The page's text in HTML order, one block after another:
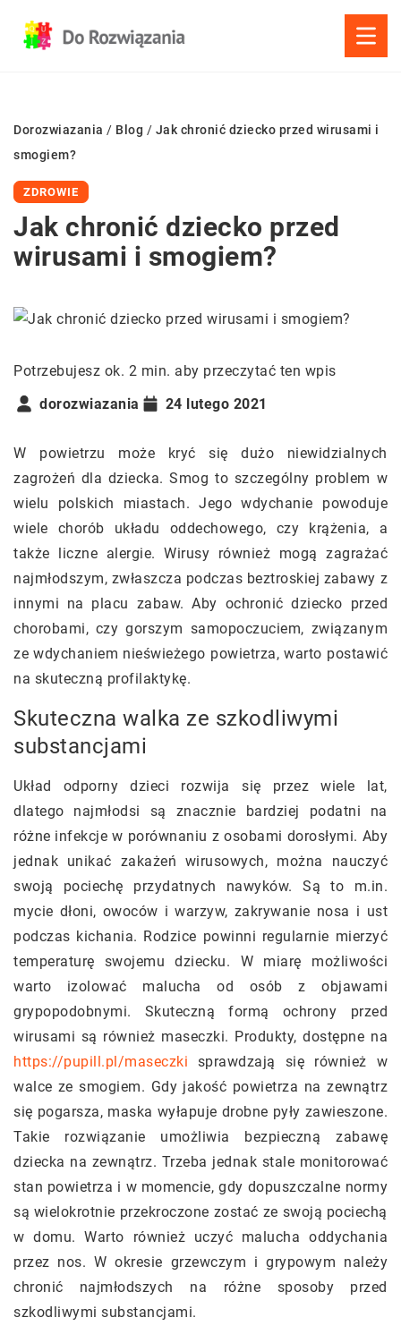
Dorozwiazania / Blog / Jak chronić dziecko przed wirusami i
smogiem?
ZDROWIE
Jak chronić dziecko przed
wirusami i smogiem?
Potrzebujesz ok. 2 min. aby przeczytać ten wpis
dorozwiazania
24 lutego 2021
W powietrzu może kryć się dużo niewidzialnych
zagrożeń dla dziecka. Smog to szczególny problem w
wielu polskich miastach. Jego wdychanie powoduje
wiele chorób układu oddechowego, czy krążenia, a
także liczne alergie. Wirusy również mogą zagrażać
najmłodszym, zwłaszcza podczas beztroskiej zabawy z
innymi na placu zabaw. Aby ochronić dziecko przed
chorobami, czy gorszym samopoczuciem, związanym
ze wdychaniem nieświeżego powietrza, warto postawić
na skuteczną profilaktykę.
Skuteczna walka ze szkodliwymi
substancjami
Układ odporny dzieci rozwija się przez wiele lat,
dlatego najmłodsi są znacznie bardziej podatni na
różne infekcje w porównaniu z osobami dorosłymi. Aby
jednak unikać zakażeń wirusowych, można nauczyć
swoją pociechę przydatnych nawyków. Są to m.in.
mycie dłoni, owoców i warzyw, zakrywanie nosa i ust
podczas kichania. Rodzice powinni regularnie mierzyć
temperaturę swojemu dziecku. W miarę możliwości
warto izolować malucha od osób z objawami
grypopodobnymi. Skuteczną formą ochrony przed
wirusami są również maseczki. Produkty, dostępne na
https://pupill.pl/maseczki sprawdzają się również w
walce ze smogiem. Gdy jakość powietrza na zewnątrz
się pogarsza, maska wyłapuje drobne pyły zawieszone.
Takie rozwiązanie umożliwia bezpieczną zabawę
dziecka na zewnątrz. Trzeba jednak stale monitorować
stan powietrza i w momencie, gdy dopuszczalne normy
są wielokrotnie przekroczone zostać ze swoją pociechą
w domu. Warto również uczyć malucha oddychania
przez nos. W okresie grzewczym i grypowym należy
chronić najmłodszych na różne sposoby przed
szkodliwymi substancjami.